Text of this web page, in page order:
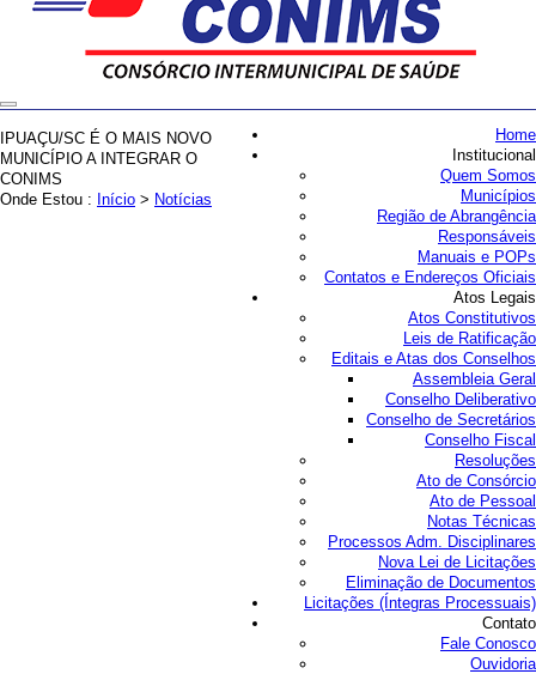
Home
Institucional
Quem Somos
Municípios
Região de Abrangência
Responsáveis
Manuais e POPs
Contatos e Endereços Oficiais
Atos Legais
Atos Constitutivos
Leis de Ratificação
Editais e Atas dos Conselhos
Assembleia Geral
Conselho Deliberativo
Conselho de Secretários
Conselho Fiscal
Resoluções
Ato de Consórcio
Ato de Pessoal
Notas Técnicas
Processos Adm. Disciplinares
Nova Lei de Licitações
Eliminação de Documentos
Licitações (Íntegras Processuais)
Contato
Fale Conosco
Ouvidoria
IPUAÇU/SC É O MAIS NOVO
MUNICÍPIO A INTEGRAR O
CONIMS
Onde Estou : Início > Notícias